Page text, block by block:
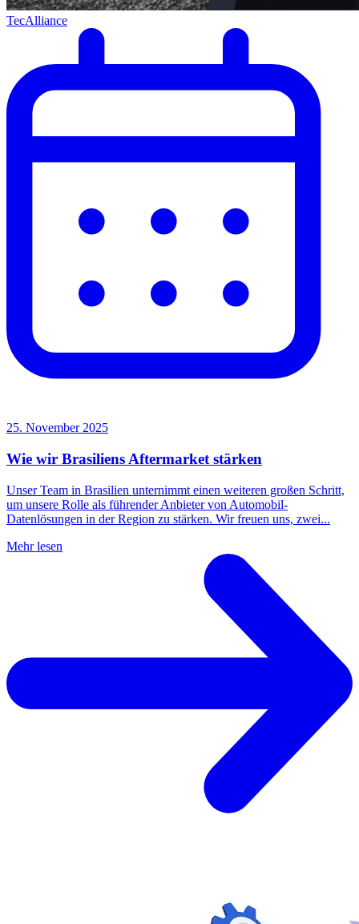
TecAlliance
25. November 2025
Wie wir Brasiliens Aftermarket stärken
Unser Team in Brasilien unternimmt einen weiteren großen Schritt,
um unsere Rolle als führender Anbieter von Automobil-
Datenlösungen in der Region zu stärken. Wir freuen uns, zwei...
Mehr lesen